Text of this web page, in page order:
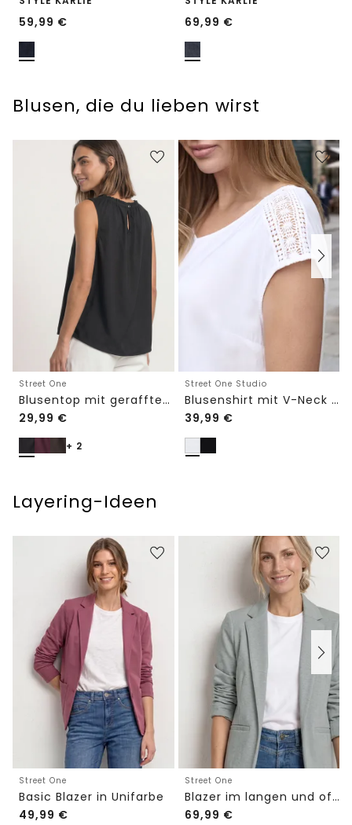
59,99 € 69,99 €
Blusen, die du lieben wirst
Street One
Blusentop mit gerafftem Rundhals
29,99 €
+ 2
Street One Studio
Blusenshirt mit V-Neck und Spitze
39,99 €
Layering-Ideen
Street One
Basic Blazer in Unifarbe
49,99 €
Street One
Blazer im langen und offenen Schnitt
69,99 €